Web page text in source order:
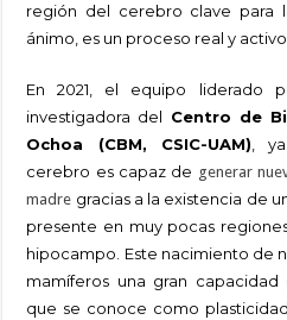
región del cerebro clave para
ánimo, es un proceso real y
En 2021, el equipo liderado
investigadora del Centro de
Ochoa (CBM, CSIC-UAM),
cerebro es capaz de generar
madre gracias a la existencia de
presente en muy pocas
hipocampo. Este nacimiento de
mamíferos una gran
que se conoce como